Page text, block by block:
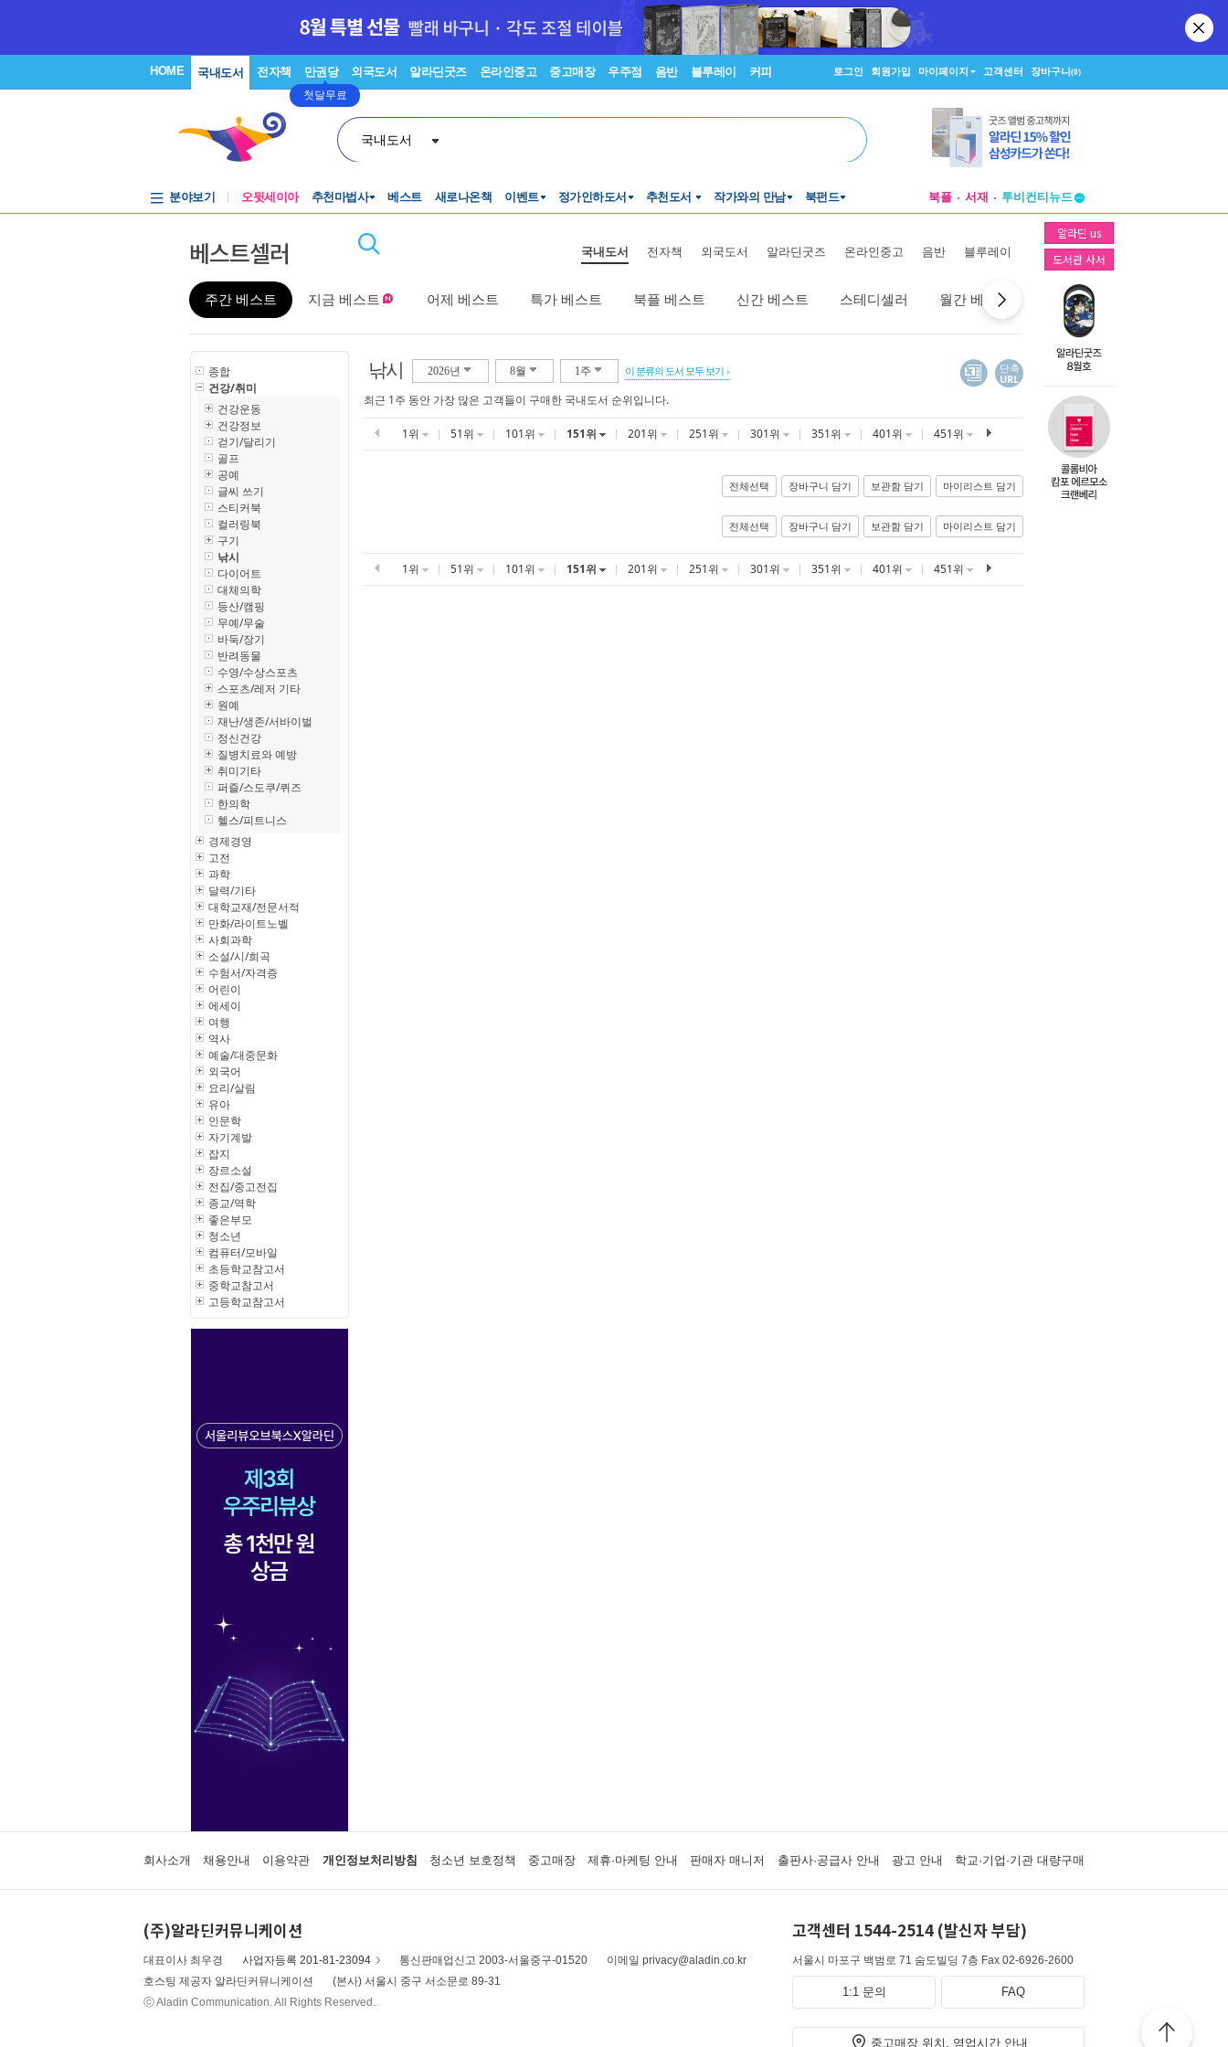
HOME 국내도서 전자책 만권당
첫달무료
외국도서 알라딘굿즈 온라인중고 중고매장 우주점 음반 블루레이 커피 로그인 회원가입 마이페이지 고객센터 장바구니(0)
국내도서
분야보기 오뒷세이아 추천마법사 베스트 새로나온책 이벤트 정가인하도서 추천도서 작가와의 만남 북펀드 북플 서재
투비컨티뉴드
창작플랫폼
투비컨티뉴드
알라딘 us
도서관 사서
베스트셀러 국내도서 전자책 외국도서 알라딘굿즈 온라인중고 음반 블루레이
주간 베스트 지금 베스트 어제 베스트 특가 베스트 북플 베스트 신간 베스트 스테디셀러 월간 베스트 역대 베스트
종합
건강/취미
건강운동
건강정보
걷기/달리기
골프
공예
글씨 쓰기
스티커북
컬러링북
구기
낚시
다이어트
대체의학
등산/캠핑
무예/무술
바둑/장기
반려동물
수영/수상스포츠
스포츠/레저 기타
원예
재난/생존/서바이벌
정신건강
질병치료와 예방
취미기타
퍼즐/스도쿠/퀴즈
한의학
헬스/피트니스
경제경영
고전
과학
달력/기타
대학교재/전문서적
만화/라이트노벨
사회과학
소설/시/희곡
수험서/자격증
어린이
에세이
여행
역사
예술/대중문화
외국어
요리/살림
유아
인문학
자기계발
잡지
장르소설
전집/중고전집
종교/역학
좋은부모
청소년
컴퓨터/모바일
초등학교참고서
중학교참고서
고등학교참고서
낚시 2026년 8월 1주 이 분류의 도서 모두 보기
단축
URL
최근 1주 동안 가장 많은 고객들이 구매한 국내도서 순위입니다.
1위 51위 101위 151위 201위 251위 301위 351위 401위 451위
전체선택 장바구니 담기 보관함 담기 마이리스트 담기
전체선택 장바구니 담기 보관함 담기 마이리스트 담기
1위 51위 101위 151위 201위 251위 301위 351위 401위 451위
회사소개 채용안내 이용약관 개인정보처리방침 청소년 보호정책 중고매장 제휴·마케팅 안내 판매자 매니저 출판사·공급사 안내 광고 안내 학교·기업·기관 대량구매
(주)알라딘커뮤니케이션
대표이사 최우경 사업자등록 201-81-23094 통신판매업신고 2003-서울중구-01520
이메일 privacy@aladin.co.kr
호스팅 제공자 알라딘커뮤니케이션
(본사) 서울시 중구 서소문로 89-31
ⓒ Aladin Communication. All Rights Reserved.
고객센터 1544-2514 (발신자 부담)
서울시 마포구 백범로 71 숨도빌딩 7층 Fax 02-6926-2600
1:1 문의 FAQ
중고매장 위치, 영업시간 안내